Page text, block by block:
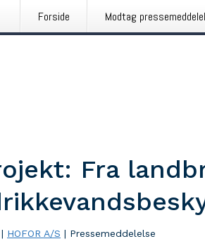
Forside Modtag
Fra
| HOFOR A/S | Pressemeddelelse